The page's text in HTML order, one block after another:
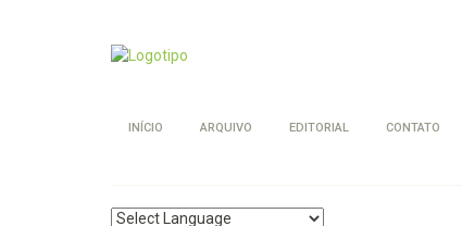
INÍCIO ARQUIVO EDITORIAL CONTATO